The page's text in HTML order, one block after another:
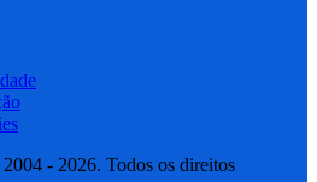
- 2026. Todos os direitos